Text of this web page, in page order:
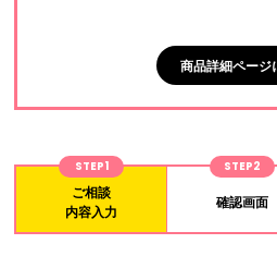
商品詳細ページ
STEP1
ご相談
内容入力
STEP2
確認画面